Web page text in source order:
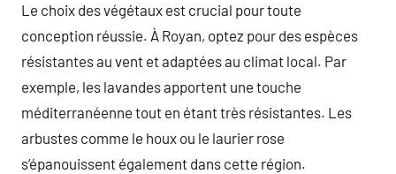
Le choix des végétaux est crucial pour toute
conception réussie. À Royan, optez pour des espèces
résistantes au vent et adaptées au climat local. Par
exemple, les lavandes apportent une touche
méditerranéenne tout en étant très résistantes. Les
arbustes comme le houx ou le laurier rose
s’épanouissent également dans cette région.